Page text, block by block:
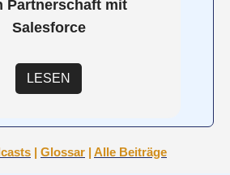
Partnerschaft mit
Salesforce
LESEN
| Glossar | Alle Beiträge